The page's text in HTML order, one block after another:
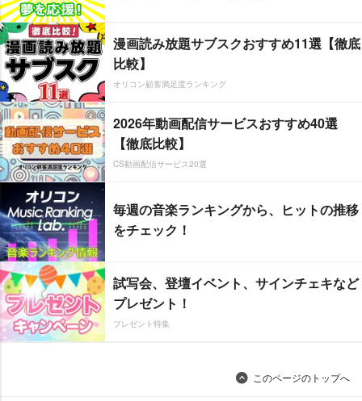
漫画読み放題サブスクおすすめ11選【徹底
比較】
オリコン顧客満足度ランキング
2026年動画配信サービスおすすめ40選
【徹底比較】
CS動画配信サービス20選
毎週の音楽ランキングから、ヒットの推移
をチェック！
試写会、登壇イベント、サインチェキなど
プレゼント！
プレゼント特集
このページのトップへ